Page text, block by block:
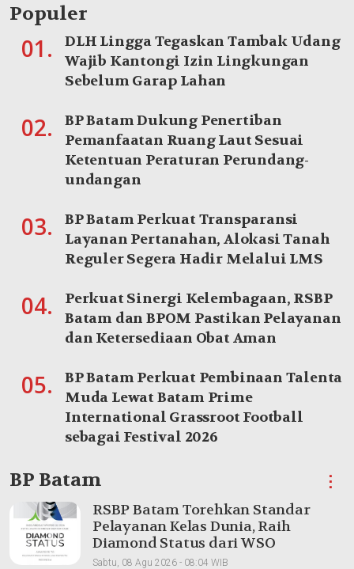
Populer
01.
DLH Lingga Tegaskan Tambak Udang
Wajib Kantongi Izin Lingkungan
Sebelum Garap Lahan
02.
BP Batam Dukung Penertiban
Pemanfaatan Ruang Laut Sesuai
Ketentuan Peraturan Perundang-
undangan
03.
BP Batam Perkuat Transparansi
Layanan Pertanahan, Alokasi Tanah
Reguler Segera Hadir Melalui LMS
04.
Perkuat Sinergi Kelembagaan, RSBP
Batam dan BPOM Pastikan Pelayanan
dan Ketersediaan Obat Aman
05.
BP Batam Perkuat Pembinaan Talenta
Muda Lewat Batam Prime
International Grassroot Football
sebagai Festival 2026
BP Batam ⋮
RSBP Batam Torehkan Standar
Pelayanan Kelas Dunia, Raih
Diamond Status dari WSO
Sabtu, 08 Agu 2026 - 08:04 WIB